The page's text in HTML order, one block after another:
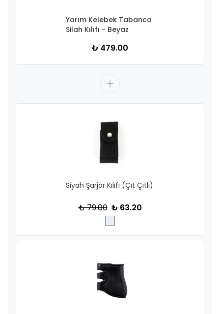
Yarım Kelebek Tabanca
Silah Kılıfı - Beyaz
₺ 479.00
Siyah Şarjör Kılıfı (Çıt Çıtlı)
₺ 79.00 ₺ 63.20